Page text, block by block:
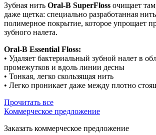
Зубная нить Oral-B SuperFloss очищает
даже щетка: специально разработанная
полимерное покрытие, которое упрощает
зубного налета.
Oral-B Essential Floss:
• Удаляет бактериальный зубной налет в
промежутков и вдоль линии десны
• Тонкая, легко скользящая нить
• Легко проникает даже между плотно
Прочитать все
Коммерческое предложение
Заказать коммерческое предложение